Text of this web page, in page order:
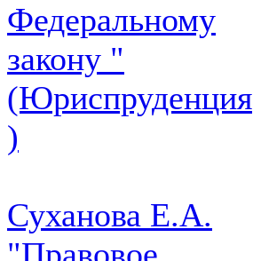
Федеральному
закону "
(Юриспруденция
)
Суханова Е.А.